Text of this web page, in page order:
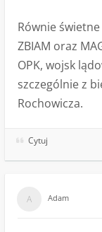
Równie
ZBIAM oraz
OPK, wojsk
szczególnie z
Rochowicza.
Cytuj
Adam